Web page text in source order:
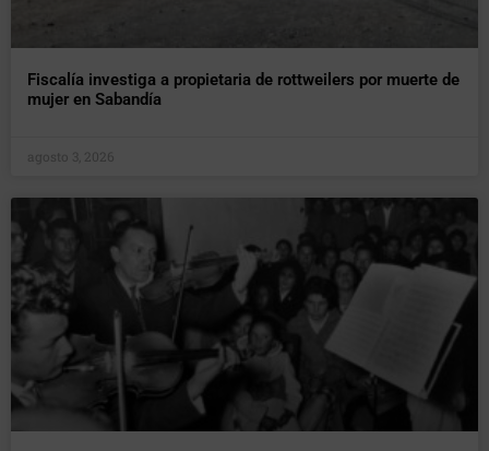
Fiscalía investiga a propietaria de rottweilers por muerte de
mujer en Sabandía
agosto 3, 2026